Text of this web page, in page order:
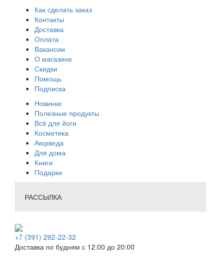
Как сделать заказ
Контакты
Доставка
Оплата
Вакансии
О магазине
Скидки
Помощь
Подписка
Новинки
Полезные продукты
Всё для йоги
Косметика
Аюрведа
Для дома
Книги
Подарки
РАССЫЛКА
+7 (391) 292-22-32
Доставка по будням с 12:00 до 20:00